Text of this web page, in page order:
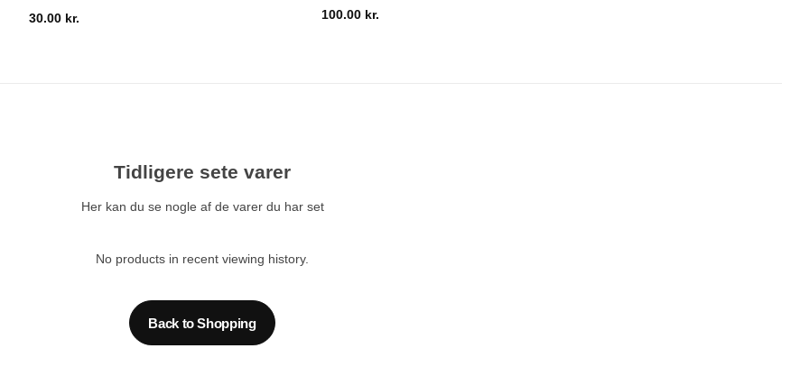
30.00 kr. 100.00 kr.
Tidligere sete varer
Her kan du se nogle af de varer du har set
No products in recent viewing history.
Back to Shopping